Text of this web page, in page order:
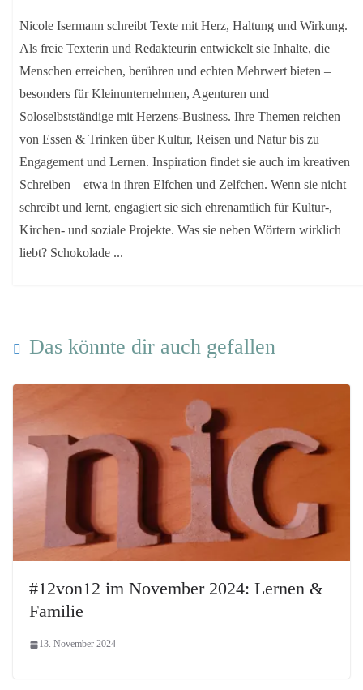
Nicole Isermann schreibt Texte mit Herz, Haltung und Wirkung.
Als freie Texterin und Redakteurin entwickelt sie Inhalte, die
Menschen erreichen, berühren und echten Mehrwert bieten –
besonders für Kleinunternehmen, Agenturen und
Soloselbstständige mit Herzens-Business. Ihre Themen reichen
von Essen & Trinken über Kultur, Reisen und Natur bis zu
Engagement und Lernen. Inspiration findet sie auch im kreativen
Schreiben – etwa in ihren Elfchen und Zelfchen. Wenn sie nicht
schreibt und lernt, engagiert sie sich ehrenamtlich für Kultur-,
Kirchen- und soziale Projekte. Was sie neben Wörtern wirklich
liebt? Schokolade ...
Das könnte dir auch gefallen
#12von12 im November 2024: Lernen &
Familie
13. November 2024